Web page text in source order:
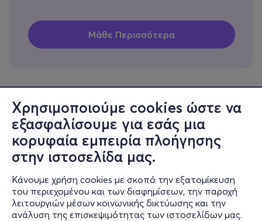
Χρησιμοποιούμε cookies ώστε να
εξασφαλίσουμε για εσάς μια
κορυφαία εμπειρία πλοήγησης
στην ιστοσελίδα μας.
Κάνουμε χρήση cookies με σκοπό την εξατομίκευση
του περιεχομένου και των διαφημίσεων, την παροχή
λειτουργιών μέσων κοινωνικής δικτύωσης και την
ανάλυση της επισκεψιμότητας των ιστοσελίδων μας.
Πληροφορίες
Υποστήριξη
Stay Connected